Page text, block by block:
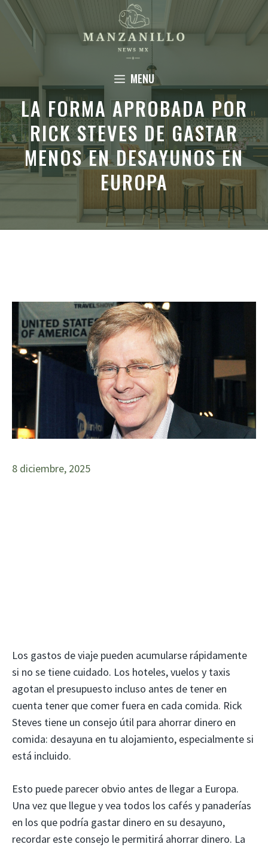
Saltar
contenido
MENU
LA FORMA APROBADA POR
RICK STEVES DE GASTAR
MENOS EN DESAYUNOS EN
EUROPA
8 diciembre, 2025
Los gastos de viaje pueden acumularse rápidamente
si no se tiene cuidado. Los hoteles, vuelos y taxis
agotan el presupuesto incluso antes de tener en
cuenta tener que comer fuera en cada comida. Rick
Steves tiene un consejo útil para ahorrar dinero en
comida: desayuna en tu alojamiento, especialmente si
está incluido.
Esto puede parecer obvio antes de llegar a Europa.
Una vez que llegue y vea todos los cafés y panaderías
en los que podría gastar dinero en su desayuno,
recordar este consejo le permitirá ahorrar dinero. La